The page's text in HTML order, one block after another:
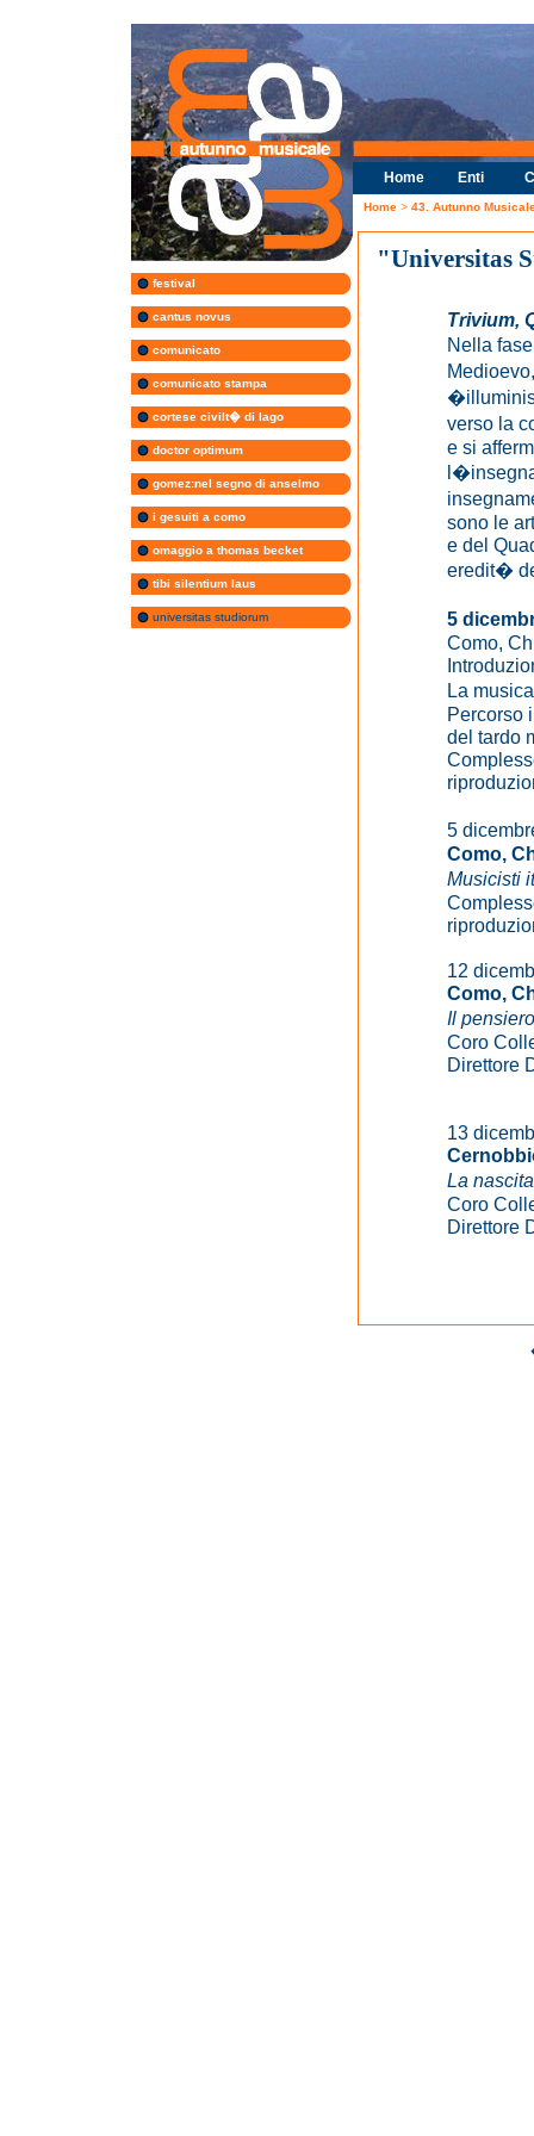
festival
cantus novus
comunicato
comunicato stampa
cortese civilt� di lago
doctor optimum
gomez:nel segno di anselmo
i gesuiti a como
omaggio a thomas becket
tibi silentium laus
universitas studiorum
Home Enti
Home > 43. Autunno
"Universitas
Trivium,
Nella
verso la
e si
sono le
e del
eredit�
5
Como,
La
Percorso
del tardo
5
Como,
Musicisti
12
Como,
Il
Coro
Direttore
13
La
Coro
Direttore